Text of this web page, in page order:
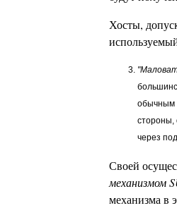
Хосты,
обычным
стороны,
через
Своей
механизмом
механизма в